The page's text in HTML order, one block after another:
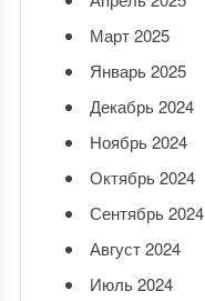
Март 2025
Январь 2025
Декабрь 2024
Ноябрь 2024
Октябрь 2024
Сентябрь 2024
Август 2024
Июль 2024